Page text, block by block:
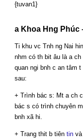
{tuvan1}
a Khoa Hng Phúc
Ti khu vc Tnh ng Nai
nhm có th bit âu là a
quan ngi bnh c an tâm
sau:
+ Trình bác s: Mt a ch
bác s có trình chuyên
bnh xã hi.
+ Trang thit b tiên tin